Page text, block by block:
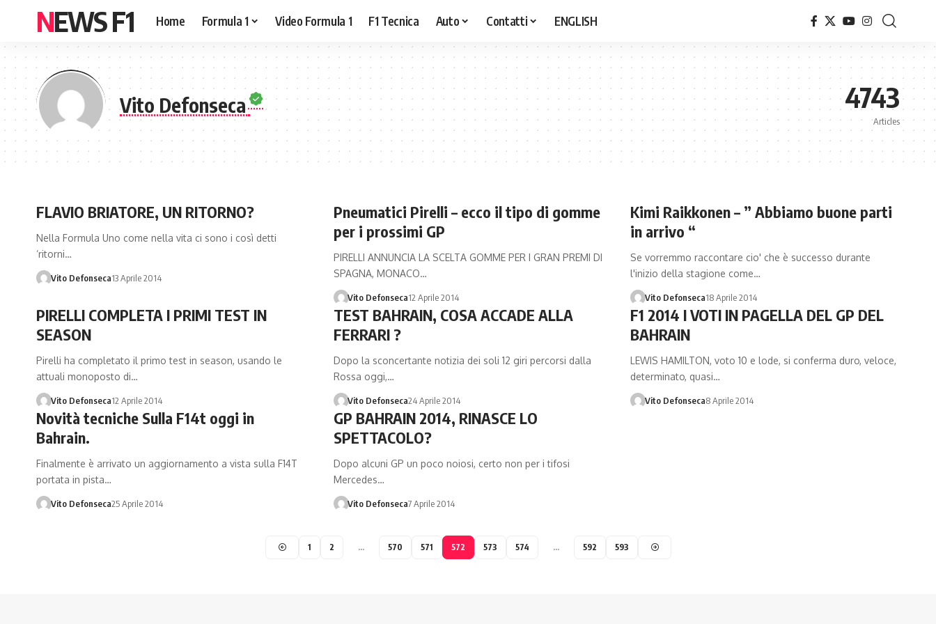
NEWS F1 Home Formula 1 Video Formula 1 F1 Tecnica Auto Contatti ENGLISH
Vito Defonseca 4743
Articles
FLAVIO BRIATORE, UN RITORNO?
Nella Formula Uno come nella vita ci sono i così detti
‘ritorni…
Vito Defonseca13 Aprile 2014
Pneumatici Pirelli – ecco il tipo di gomme
per i prossimi GP
PIRELLI ANNUNCIA LA SCELTA GOMME PER I GRAN PREMI DI
SPAGNA, MONACO…
Vito Defonseca12 Aprile 2014
Kimi Raikkonen – ” Abbiamo buone parti
in arrivo “
Se vorremmo raccontare cio' che è successo durante
l'inizio della stagione come…
Vito Defonseca18 Aprile 2014
PIRELLI COMPLETA I PRIMI TEST IN
SEASON
Pirelli ha completato il primo test in season, usando le
attuali monoposto di…
Vito Defonseca12 Aprile 2014
TEST BAHRAIN, COSA ACCADE ALLA
FERRARI ?
Dopo la sconcertante notizia dei soli 12 giri percorsi dalla
Rossa oggi,…
Vito Defonseca24 Aprile 2014
F1 2014 I VOTI IN PAGELLA DEL GP DEL
BAHRAIN
LEWIS HAMILTON, voto 10 e lode, si conferma duro, veloce,
determinato, quasi…
Vito Defonseca8 Aprile 2014
Novità tecniche Sulla F14t oggi in
Bahrain.
Finalmente è arrivato un aggiornamento a vista sulla F14T
portata in pista…
Vito Defonseca25 Aprile 2014
GP BAHRAIN 2014, RINASCE LO
SPETTACOLO?
Dopo alcuni GP un poco noiosi, certo non per i tifosi
Mercedes…
Vito Defonseca7 Aprile 2014
1 2 … 570 571 572 573 574 … 592 593